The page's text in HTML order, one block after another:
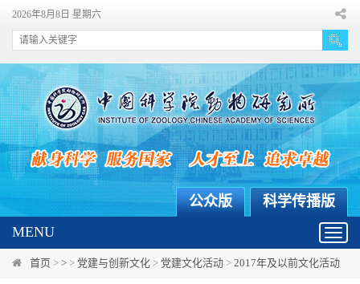
2026年8月8日 星期六
科学传播版
公众版
MENU
首页 > > > 党建与创新文化 > 党建文化活动 > 2017年及以前文化活动